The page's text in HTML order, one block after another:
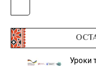
Уроки